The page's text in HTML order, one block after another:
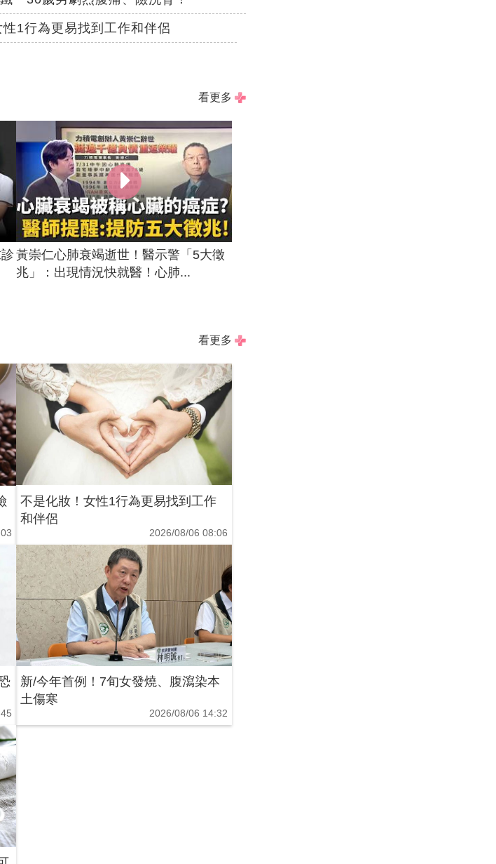
1行為更易找到工作和伴侶
看更多
黃崇仁心肺衰竭逝世！醫示警「5大徵
兆」：出現情況快就醫！心肺...
看更多
不是化妝！女性1行為更易找到工作
和伴侶
2026/08/06 08:06
新/今年首例！7旬女發燒、腹瀉染本
土傷寒
2026/08/06 14:32